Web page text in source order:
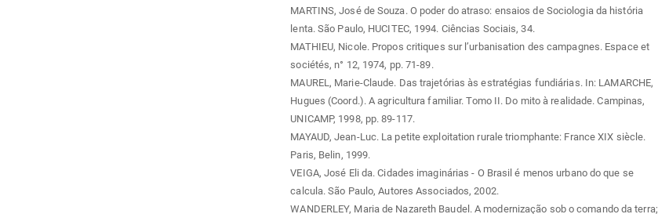
MARTINS, José de Souza. O poder do atraso: ensaios de Sociologia da história
lenta. São Paulo, HUCITEC, 1994. Ciências Sociais, 34.
MATHIEU, Nicole. Propos critiques sur l’urbanisation des campagnes. Espace et
sociétés, n° 12, 1974, pp. 71-89.
MAUREL, Marie-Claude. Das trajetórias às estratégias fundiárias. In: LAMARCHE,
Hugues (Coord.). A agricultura familiar. Tomo II. Do mito à realidade. Campinas,
UNICAMP, 1998, pp. 89-117.
MAYAUD, Jean-Luc. La petite exploitation rurale triomphante: France XIX siècle.
Paris, Belin, 1999.
VEIGA, José Eli da. Cidades imaginárias - O Brasil é menos urbano do que se
calcula. São Paulo, Autores Associados, 2002.
WANDERLEY, Maria de Nazareth Baudel. A modernização sob o comando da terra;